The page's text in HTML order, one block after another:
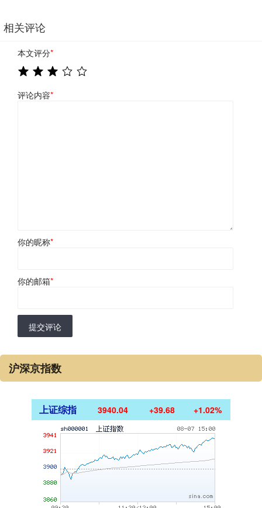
相关评论
本文评分*
评论内容*
你的昵称*
你的邮箱*
提交评论
沪深京指数
上证综指 3940.04 +39.68 +1.02%